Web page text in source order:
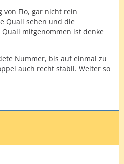
von Flo, gar nicht rein
Quali sehen und die
mitgenommen ist denke
Nummer, bis auf einmal zu
auch recht stabil. Weiter so